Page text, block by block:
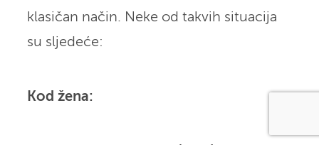
klasičan način. Neke od takvih situacija
su sljedeće:
Kod žena: